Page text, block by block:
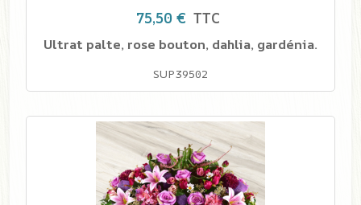
75,50 € TTC
Ultrat palte, rose bouton, dahlia, gardénia.
SUP39502